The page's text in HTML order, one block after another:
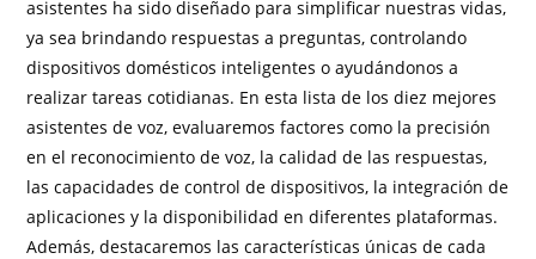
asistentes ha sido diseñado para simplificar nuestras vidas,
ya sea brindando respuestas a preguntas, controlando
dispositivos domésticos inteligentes o ayudándonos a
realizar tareas cotidianas. En esta lista de los diez mejores
asistentes de voz, evaluaremos factores como la precisión
en el reconocimiento de voz, la calidad de las respuestas,
las capacidades de control de dispositivos, la integración de
aplicaciones y la disponibilidad en diferentes plataformas.
Además, destacaremos las características únicas de cada